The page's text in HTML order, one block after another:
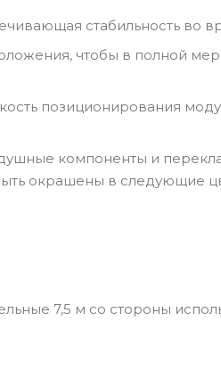
стабильность во
чтобы в полной
позиционирования
компоненты и
окрашены в следующие
7,5 м со стороны